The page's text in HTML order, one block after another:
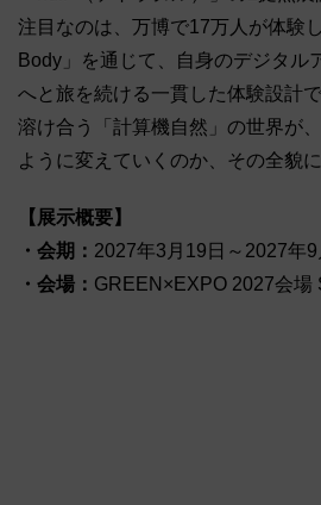
注目なのは、万博で17万人が体験
Body」を通じて、自身のデジタル
へと旅を続ける一貫した体験設計
溶け合う「計算機自然」の世界が
ように変えていくのか、その全貌に
【展示概要】
・会期： 2027年3月19日～2027年9
・会場： GREEN×EXPO 2027会場